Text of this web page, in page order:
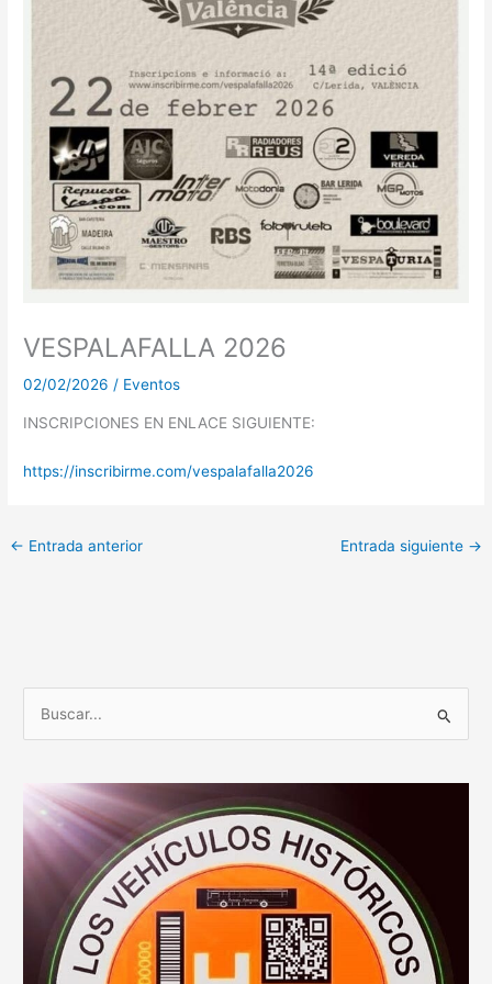
VESPALAFALLA 2026
02/02/2026/ Eventos
INSCRIPCIONES EN ENLACE SIGUIENTE:
https://inscribirme.com/vespalafalla2026
← Entrada anterior Entrada siguiente →
a